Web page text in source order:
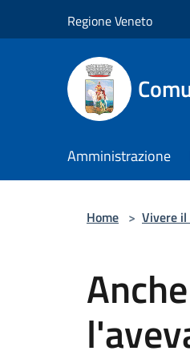
Regione Veneto
Amministrazione
Home > Vivere il